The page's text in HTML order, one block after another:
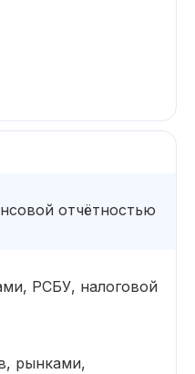
отчётностью
РСБУ, налоговой
рынками,